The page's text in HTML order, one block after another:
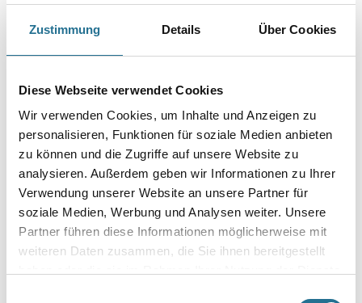
Zustimmung Details Über Cookies
Diese Webseite verwendet Cookies
Wir verwenden Cookies, um Inhalte und Anzeigen zu
personalisieren, Funktionen für soziale Medien anbieten
zu können und die Zugriffe auf unsere Website zu
analysieren. Außerdem geben wir Informationen zu Ihrer
Verwendung unserer Website an unsere Partner für
soziale Medien, Werbung und Analysen weiter. Unsere
Partner führen diese Informationen möglicherweise mit
weiteren Daten zusammen, die Sie ihnen bereitgestellt
und Kunststoffen.
Breite in millimeter
Körnung